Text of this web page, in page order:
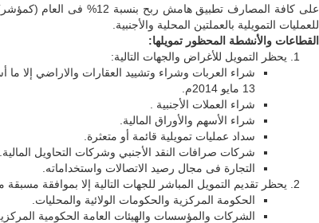
على كافة المصارف تطبيق
للعمليات التمويلية بالعملتين المحلية والأجنبية.
القطاعات والأنشطة المحظور تمويلها:
يحظر التمويل للأغراض والجهات التالية:
13 مايو 2014م.
شراء العملات الأجنبية .
شراء الأسهم والأوراق المالية.
سداد عمليات تمويلية قائمة أو متعثرة.
شركات صرافات النقد الأجنبي وشركات التحاويل المالية.
التجارة فى مجال رصيد الاتصالات واستخداماته.
يحظر تقديم التمويل المباشر للجهات التالية إلا بموافقة
الحكومة المركزية والحكومات الولائية والمحليات.
الشركات والمؤسسات والهيئات العامة الحكومية المركزية